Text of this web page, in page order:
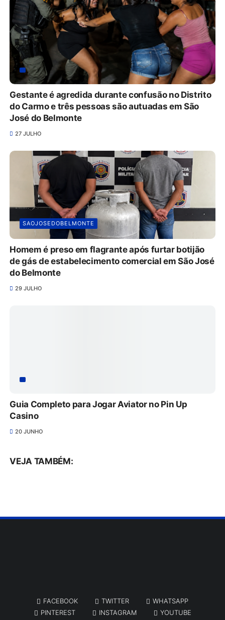
Gestante é agredida durante confusão no Distrito
do Carmo e três pessoas são autuadas em São
José do Belmonte
27 JULHO
SAOJOSEDOBELMONTE
Homem é preso em flagrante após furtar botijão
de gás de estabelecimento comercial em São José
do Belmonte
29 JULHO
Guia Completo para Jogar Aviator no Pin Up
Casino
20 JUNHO
VEJA TAMBÉM:
FACEBOOK TWITTER
WHATSAPP
PINTEREST
INSTAGRAM YOUTUBE